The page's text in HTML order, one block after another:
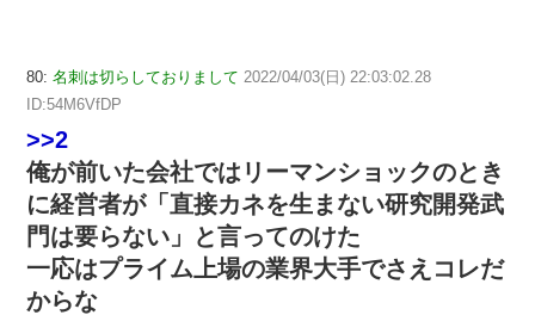
80: 名刺は切らしておりまして 2022/04/03(日) 22:03:02.28
ID:54M6VfDP
>>2
俺が前いた会社ではリーマンショックのとき
に経営者が「直接カネを生まない研究開発武
門は要らない」と言ってのけた
一応はプライム上場の業界大手でさえコレだ
からな